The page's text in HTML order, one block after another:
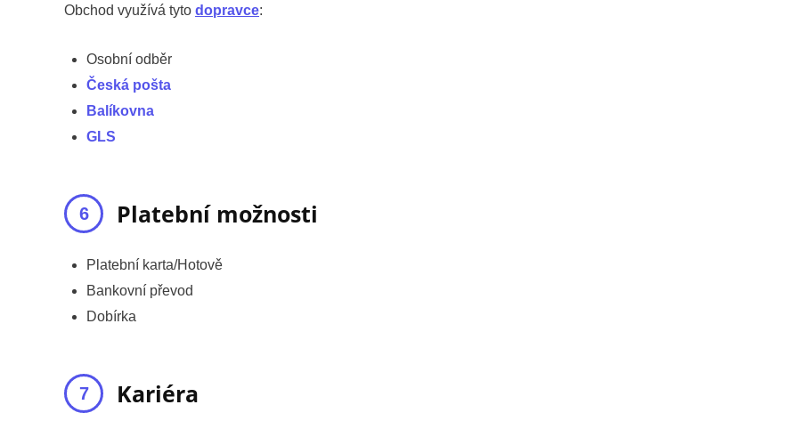
Obchod využívá tyto dopravce:
Osobní odběr
Česká pošta
Balíkovna
GLS
Platební možnosti
Platební karta/Hotově
Bankovní převod
Dobírka
Kariéra